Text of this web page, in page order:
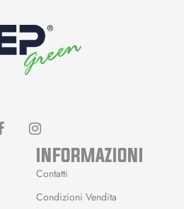
INFORMAZIONI
Contatti
Condizioni Vendita